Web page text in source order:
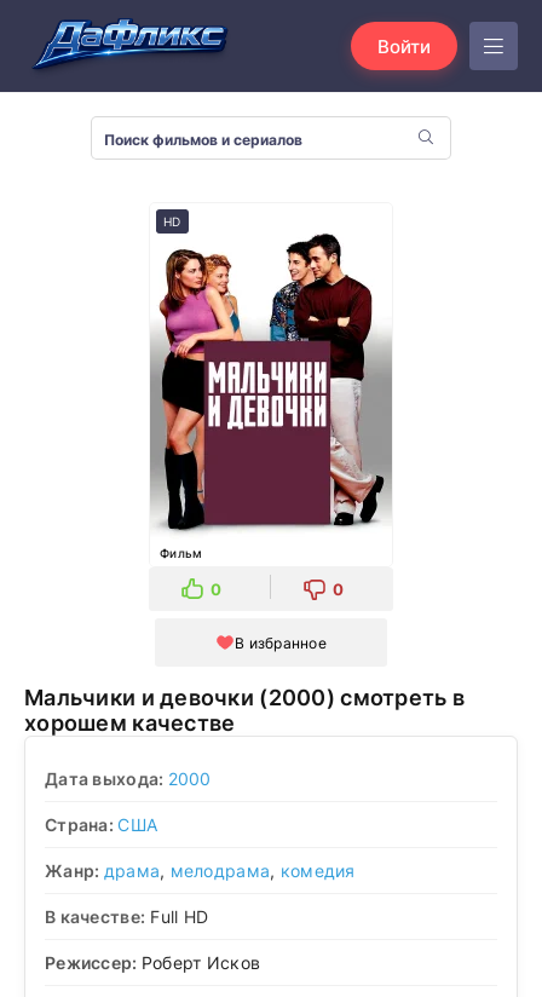
Войти
HD
Фильм
0 0
В избранное
Мальчики и девочки (2000) смотреть в
хорошем качестве
Дата выхода: 2000
Страна:США
Жанр: драма, мелодрама, комедия
В качестве: Full HD
Режиссер: Роберт Исков